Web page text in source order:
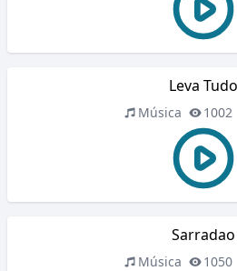
Leva Tudo
Música 1002
Sarradao
Música 1050